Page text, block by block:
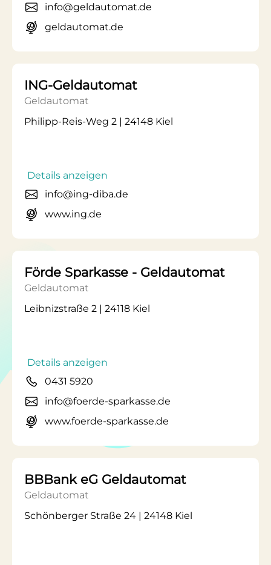
info@geldautomat.de
geldautomat.de
ING-Geldautomat
Geldautomat
Philipp-Reis-Weg 2 | 24148 Kiel
Details anzeigen
info@ing-diba.de
www.ing.de
Förde Sparkasse - Geldautomat
Geldautomat
Leibnizstraße 2 | 24118 Kiel
Details anzeigen
0431 5920
info@foerde-sparkasse.de
www.foerde-sparkasse.de
BBBank eG Geldautomat
Geldautomat
Schönberger Straße 24 | 24148 Kiel